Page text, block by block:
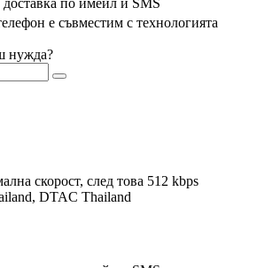
е съвместим с технологията
нужда?
скорост, след това 512 kbps
DTAC Thailand